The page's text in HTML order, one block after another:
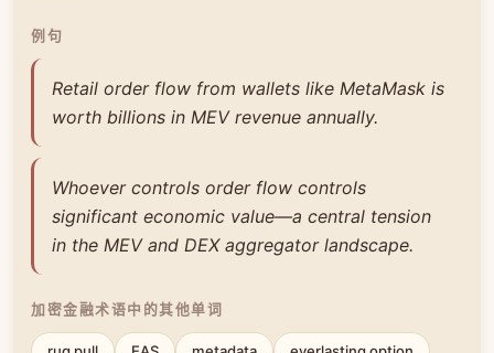
例句
Retail order flow from wallets like MetaMask is
worth billions in MEV revenue annually.
Whoever controls order flow controls
significant economic value—a central tension
in the MEV and DEX aggregator landscape.
加密金融术语中的其他单词